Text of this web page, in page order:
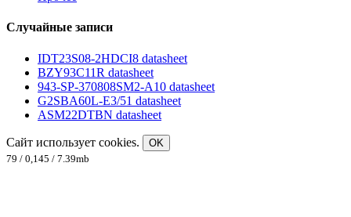
Случайные записи
IDT23S08-2HDCI8 datasheet
BZY93C11R datasheet
943-SP-370808SM2-A10 datasheet
G2SBA60L-E3/51 datasheet
ASM22DTBN datasheet
Сайт использует cookies.
OK
79 / 0,145 / 7.39mb